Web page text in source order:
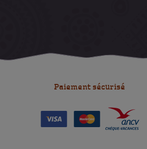
Paiement sécurisé